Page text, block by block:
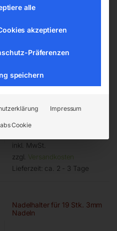
inkl. MwSt.
zzgl. Versandkosten
Lieferzeit: ca. 2 - 3 Tage
Nadelhalter für 19 Stk. 3mm
Nadeln
alle
akzeptieren
Präferenzen
speichern
Impressum
Cookie